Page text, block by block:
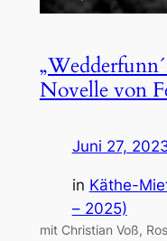
Novelle von
Juni 27,
in Käthe-
– 2025)
mit Christian Voß,